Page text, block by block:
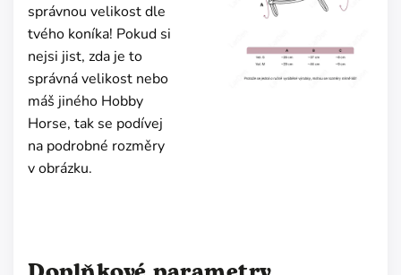
správnou velikost dle
tvého koníka! Pokud si
nejsi jist, zda je to
správná velikost nebo
máš jiného Hobby
Horse, tak se podívej
na podrobné rozměry
v obrázku.